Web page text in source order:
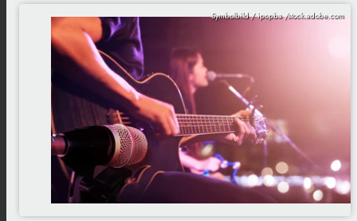
Symbolbild / ipopba /stock.adobe.com